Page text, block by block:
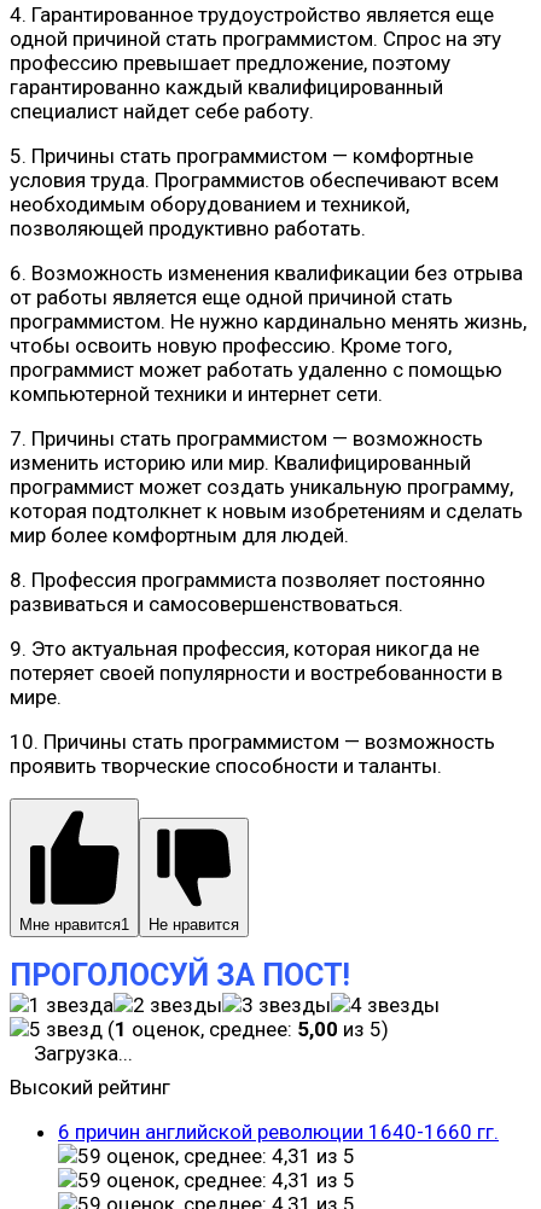
4. Гарантированное трудоустройство является еще
одной причиной стать программистом. Спрос на эту
профессию превышает предложение, поэтому
гарантированно каждый квалифицированный
специалист найдет себе работу.
5. Причины стать программистом — комфортные
условия труда. Программистов обеспечивают всем
необходимым оборудованием и техникой,
позволяющей продуктивно работать.
6. Возможность изменения квалификации без отрыва
от работы является еще одной причиной стать
программистом. Не нужно кардинально менять жизнь,
чтобы освоить новую профессию. Кроме того,
программист может работать удаленно с помощью
компьютерной техники и интернет сети.
7. Причины стать программистом — возможность
изменить историю или мир. Квалифицированный
программист может создать уникальную программу,
которая подтолкнет к новым изобретениям и сделать
мир более комфортным для людей.
8. Профессия программиста позволяет постоянно
развиваться и самосовершенствоваться.
9. Это актуальная профессия, которая никогда не
потеряет своей популярности и востребованности в
мире.
10. Причины стать программистом — возможность
проявить творческие способности и таланты.
Мне нравится1 Не нравится
ПРОГОЛОСУЙ ЗА ПОСТ!
(1 оценок, среднее: 5,00 из 5)
Загрузка...
Высокий рейтинг
6 причин английской революции 1640-1660 гг.